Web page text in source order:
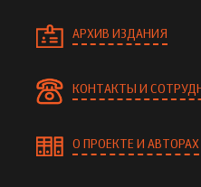
АРХИВ ИЗДАНИЯ
КОНТАКТЫ И
О ПРОЕКТЕ И АВТОРАХ